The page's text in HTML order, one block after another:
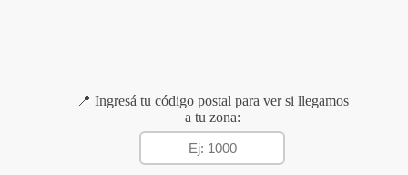
📍 Ingresá tu código postal para ver si llegamos
a tu zona: